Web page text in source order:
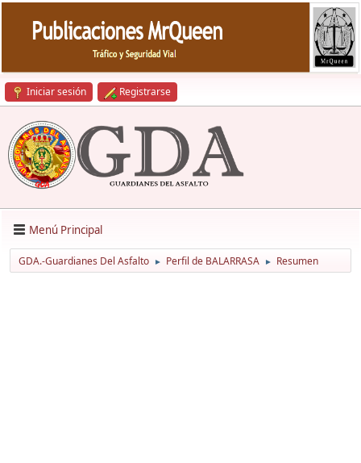
Iniciar sesión Registrarse
Menú Principal
GDA.-Guardianes Del Asfalto ► Perfil de BALARRASA ► Resumen